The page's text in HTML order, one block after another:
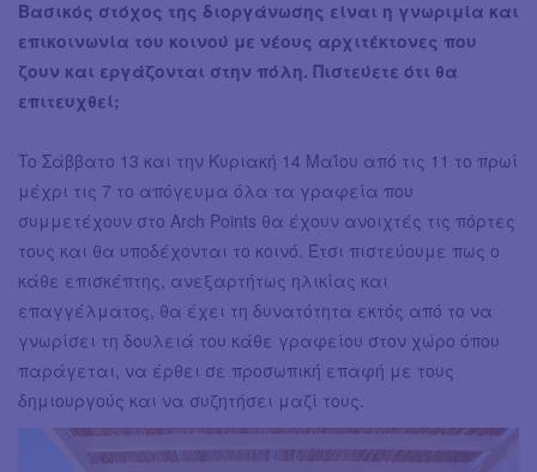
Βασικός στόχος της διοργάνωσης είναι η γνωριμία και
επικοινωνία του κοινού με νέους αρχιτέκτονες που
ζουν και εργάζονται στην πόλη. Πιστεύετε ότι θα
επιτευχθεί;
To Σάββατο 13 και την Κυριακή 14 Μαΐου από τις 11 το πρωί
μέχρι τις 7 το απόγευμα όλα τα γραφεία που
συμμετέχουν στο Arch Points θα έχουν ανοιχτές τις πόρτες
τους και θα υποδέχονται το κοινό. Έτσι πιστεύουμε πως ο
κάθε επισκέπτης, ανεξαρτήτως ηλικίας και
επαγγέλματος, θα έχει τη δυνατότητα εκτός από το να
γνωρίσει τη δουλειά του κάθε γραφείου στον χώρο όπου
παράγεται, να έρθει σε προσωπική επαφή με τους
δημιουργούς και να συζητήσει μαζί τους.